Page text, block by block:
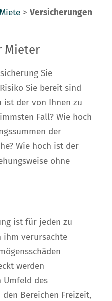
Miete > Versicherungen
Mieter
Sie
Sie bereit sind
ist der von Ihnen zu
Fall? Wie hoch
der
Wie hoch ist der
ohne
ist für jeden zu
ihm verursachte
werden
Umfeld des
Bereichen Freizeit,